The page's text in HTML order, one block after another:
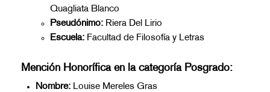
Quagliata Blanco
Pseudónimo: Riera Del Lirio
Escuela: Facultad de Filosofía y Letras
Mención Honorífica en la categoría Posgrado:
Nombre: Louise Mereles Gras